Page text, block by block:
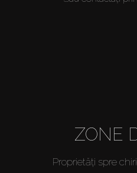
ZONE
Proprietăți spre